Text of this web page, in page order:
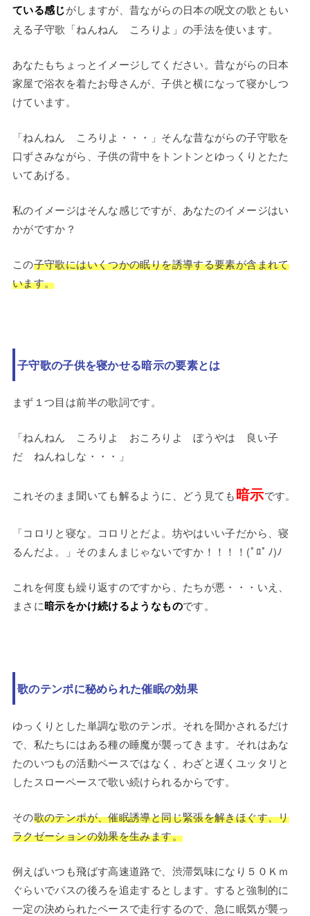
ている感じがしますが、昔ながらの日本の呪文の歌ともい
える子守歌「ねんねん ころりよ」の手法を使います。
あなたもちょっとイメージしてください。昔ながらの日本
家屋で浴衣を着たお母さんが、子供と横になって寝かしつ
けています。
「ねんねん ころりよ・・・」そんな昔ながらの子守歌を
口ずさみながら、子供の背中をトントンとゆっくりとたた
いてあげる。
私のイメージはそんな感じですが、あなたのイメージはい
かがですか？
この子守歌にはいくつかの眠りを誘導する要素が含まれて
います。
子守歌の子供を寝かせる暗示の要素とは
まず１つ目は前半の歌詞です。
「ねんねん ころりよ おころりよ ぼうやは 良い子
だ ねんねしな・・・」
これそのまま聞いても解るように、どう見ても暗示です。
「コロリと寝な。コロリとだよ。坊やはいい子だから、寝
るんだよ。」そのまんまじゃないですか！！！！(ﾟﾛﾟﾉ)ﾉ
これを何度も繰り返すのですから、たちが悪・・・いえ、
まさに暗示をかけ続けるようなものです。
歌のテンポに秘められた催眠の効果
ゆっくりとした単調な歌のテンポ。それを聞かされるだけ
で、私たちにはある種の睡魔が襲ってきます。それはあな
たのいつもの活動ペースではなく、わざと遅くユッタリと
したスローペースで歌い続けられるからです。
その歌のテンポが、催眠誘導と同じ緊張を解きほぐす、リ
ラクゼーションの効果を生みます。
例えばいつも飛ばす高速道路で、渋滞気味になり５０Ｋｍ
ぐらいでバスの後ろを追走するとします。すると強制的に
一定の決められたペースで走行するので、急に眠気が襲っ